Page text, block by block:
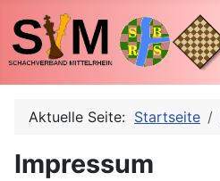
Aktuelle Seite: Startseite
Impressum